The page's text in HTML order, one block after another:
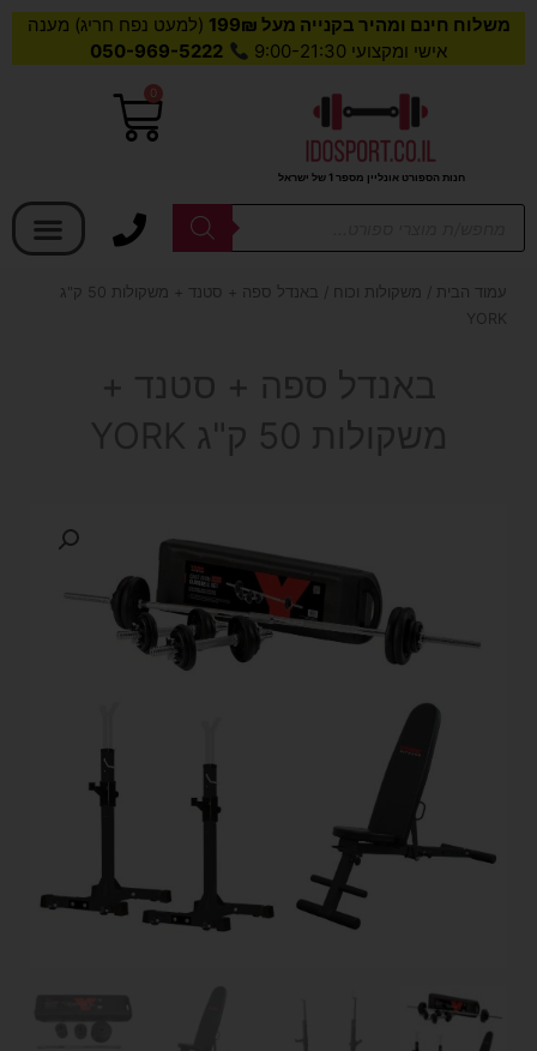
משלוח חינם ומהיר בקנייה מעל 199₪
(למעט נפח חריג) מענה
אישי ומקצועי 9:00-21:30
050-969-5222
חנות הספורט אונליין מספר 1 של ישראל
0
עגלת
Products
עמוד הבית / משקולות וכוח
/ באנדל ספה + סטנד + משקולות 50 ק"ג
YORK
באנדל ספה + סטנד +
משקולות 50 ק"ג YORK